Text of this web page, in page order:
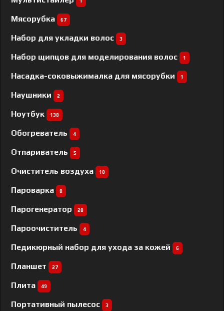
Мясорубка 67
Набор для укладки волос 3
Набор щипцов для моделирования волос 1
Насадка-соковыжималка для мясорубки 1
Наушники 2
Ноутбук 138
Обогреватель 4
Отпариватель 5
Очиститель воздуха 10
Пароварка 8
Парогенератор 28
Пароочиститель 4
Педикюрный набор для ухода за кожей 6
Планшет 27
Плита 49
Портативный пылесос 3